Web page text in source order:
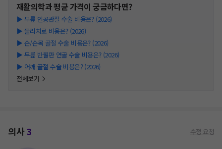
재활의학과평균 가격이 궁금하다면?
▶ 무릎 인공관절 수술 비용은? (2026)
▶ 물리치료 비용은? (2026)
▶ 손/손목 골절 수술 비용은? (2026)
▶ 무릎 반월판 연골 수술 비용은? (2026)
▶ 어깨 골절 수술 비용은? (2026)
전체보기
의사3 수정 요청